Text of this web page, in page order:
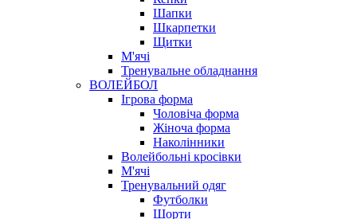
Шапки
Шкарпетки
Щитки
М'ячі
Тренувальне обладнання
ВОЛЕЙБОЛ
Ігрова форма
Чоловіча форма
Жіноча форма
Наколінники
Волейбольні кросівки
М'ячі
Тренувальний одяг
Футболки
Шорти